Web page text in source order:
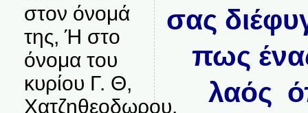
στον όνομά
της, Ή στο
όνομα του
κυρίου Γ. Θ,
Χατζηθεοδωρου.
σας
πως
λαός